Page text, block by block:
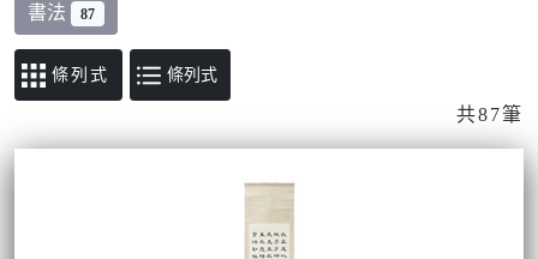
書法 87
條列式
共87筆